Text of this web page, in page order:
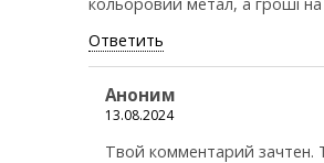
Ответить
Аноним
13.08.2024
Твой комментарий зачтен.